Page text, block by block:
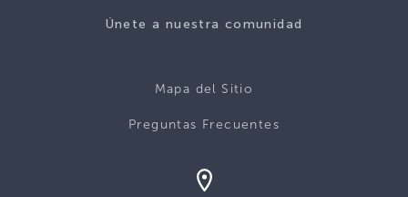
Únete a nuestra comunidad
Mapa del Sitio
Preguntas Frecuentes